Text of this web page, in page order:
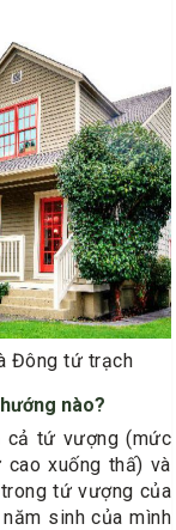
Đông tứ trạch
nào?
cả tứ vượng (mức
xuống thấ) và
tứ vượng của
sinh của mình